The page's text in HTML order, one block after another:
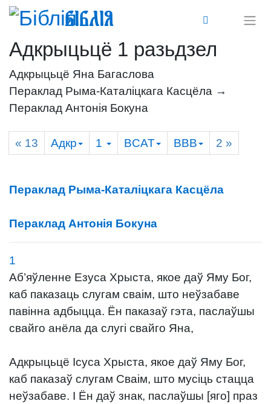
Біблія
Адкрыцьцё 1 разьдзел
Адкрыцьцё Яна Багаслова
Пераклад Рыма-Каталіцкага Касцёла →
Пераклад Антонія Бокуна
« 13 Адкр 1 BCAT BBB 2 »
Пераклад Рыма-Каталіцкага Касцёла
Пераклад Антонія Бокуна
1
Аб’яўленне Езуса Хрыста, якое даў Яму Бог,
каб паказаць слугам сваім, што неўзабаве
павінна адбыцца. Ён паказаў гэта, паслаўшы
свайго анёла да слугі свайго Яна,
Адкрыцьцё Ісуса Хрыста, якое даў Яму Бог,
каб паказаў слугам Сваім, што мусіць стацца
неўзабаве. І Ён даў знак, паслаўшы [яго] праз